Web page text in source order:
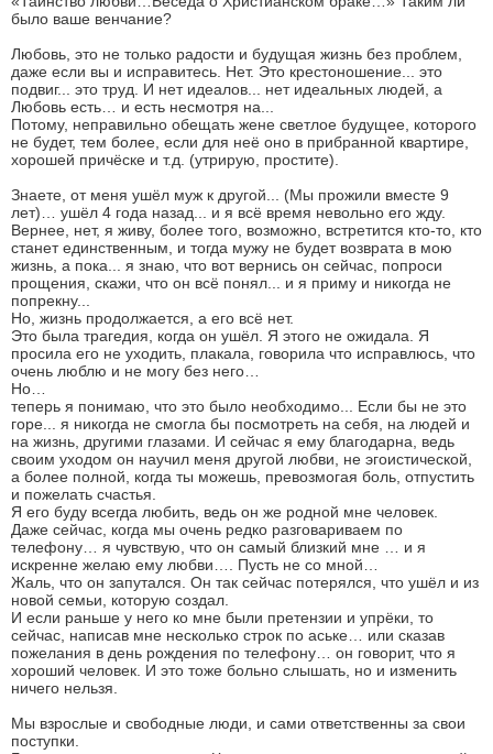
было ваше венчание?
Любовь, это не только радости и будущая жизнь без проблем,
даже если вы и исправитесь. Нет. Это крестоношение... это
подвиг... это труд. И нет идеалов... нет идеальных людей, а
Любовь есть… и есть несмотря на...
Потому, неправильно обещать жене светлое будущее, которого
не будет, тем более, если для неё оно в прибранной квартире,
хорошей причёске и т.д. (утрирую, простите).
Знаете, от меня ушёл муж к другой... (Мы прожили вместе 9
лет)… ушёл 4 года назад... и я всё время невольно его жду.
Вернее, нет, я живу, более того, возможно, встретится кто-то, кто
станет единственным, и тогда мужу не будет возврата в мою
жизнь, а пока... я знаю, что вот вернись он сейчас, попроси
прощения, скажи, что он всё понял... и я приму и никогда не
попрекну...
Но, жизнь продолжается, а его всё нет.
Это была трагедия, когда он ушёл. Я этого не ожидала. Я
просила его не уходить, плакала, говорила что исправлюсь, что
очень люблю и не могу без него…
Но…
теперь я понимаю, что это было необходимо... Если бы не это
горе... я никогда не смогла бы посмотреть на себя, на людей и
на жизнь, другими глазами. И сейчас я ему благодарна, ведь
своим уходом он научил меня другой любви, не эгоистической,
а более полной, когда ты можешь, превозмогая боль, отпустить
и пожелать счастья.
Я его буду всегда любить, ведь он же родной мне человек.
Даже сейчас, когда мы очень редко разговариваем по
телефону… я чувствую, что он самый близкий мне … и я
искренне желаю ему любви…. Пусть не со мной…
Жаль, что он запутался. Он так сейчас потерялся, что ушёл и из
новой семьи, которую создал.
И если раньше у него ко мне были претензии и упрёки, то
сейчас, написав мне несколько строк по аське… или сказав
пожелания в день рождения по телефону… он говорит, что я
хороший человек. И это тоже больно слышать, но и изменить
ничего нельзя.
Мы взрослые и свободные люди, и сами ответственны за свои
поступки.